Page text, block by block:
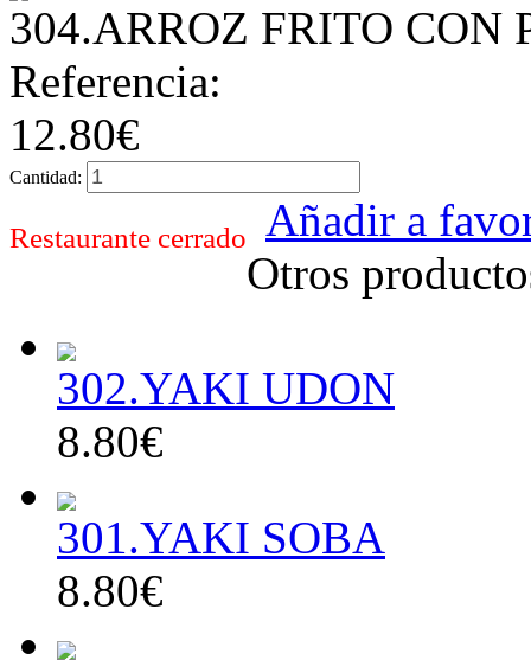
304.ARROZ FRITO CON
Referencia:
12.80€
Cantidad:
Restaurante cerrado
Añadir a
Otros
302.YAKI UDON
8.80€
301.YAKI SOBA
8.80€